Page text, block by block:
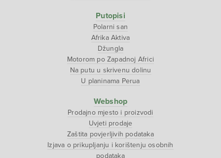
Putopisi
Polarni san
Afrika Aktiva
Džungla
Motorom po Zapadnoj Africi
Na putu u skrivenu dolinu
U planinama Perua
Webshop
Prodajno mjesto i proizvodi
Uvjeti prodaje
Zaštita povjerljivih podataka
Izjava o prikupljanju i korištenju osobnih
podataka